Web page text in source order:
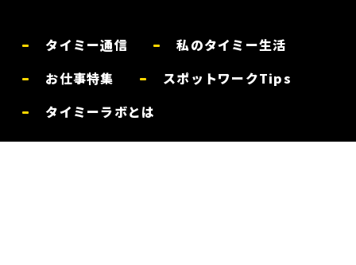
タイミー通信
私のタイミー生活
お仕事特集
スポットワークTips
タイミーラボとは